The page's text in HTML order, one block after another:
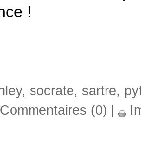
!
, socrate, sartre,
Commentaires (0)